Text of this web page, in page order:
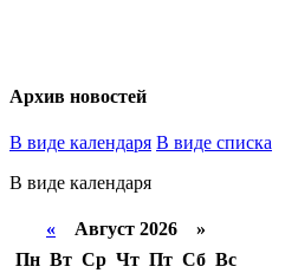
Архив новостей
В виде календаря В виде списка
В виде календаря
« Август 2026 »
Пн Вт Ср Чт Пт Сб Вс